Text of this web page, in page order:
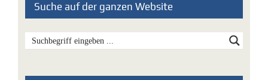
Suche auf der ganzen Website